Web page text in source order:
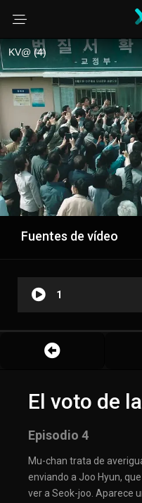
Fuentes de vídeo
1
El voto de
Episodio 4
Mu-chan trata de
enviando a Joo Hyun,
ver a Seok-joo. Aparece